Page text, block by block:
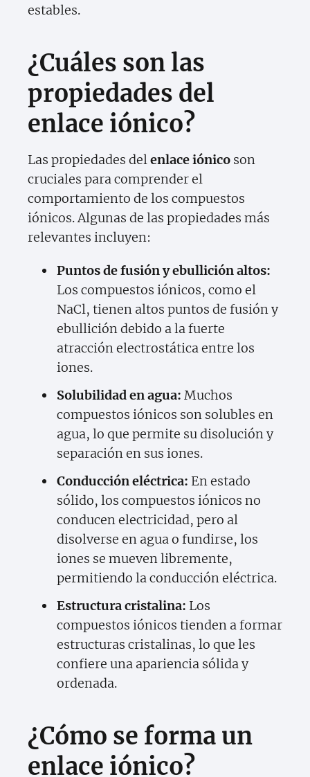
estables.
¿Cuáles son las
propiedades del
enlace iónico?
Las propiedades delenlace iónico son
cruciales para comprender el
comportamiento de los compuestos
iónicos. Algunas de las propiedades más
relevantes incluyen:
Puntos de fusión y ebullición altos:
Los compuestos iónicos, como el
NaCl, tienen altos puntos de fusión y
ebullición debido a la fuerte
atracción electrostática entre los
iones.
Solubilidad en agua: Muchos
compuestos iónicos son solubles en
agua, lo que permite su disolución y
separación en sus iones.
Conducción eléctrica: En estado
sólido, los compuestos iónicos no
conducen electricidad, pero al
disolverse en agua o fundirse, los
iones se mueven libremente,
permitiendo la conducción eléctrica.
Estructura cristalina: Los
compuestos iónicos tienden a formar
estructuras cristalinas, lo que les
confiere una apariencia sólida y
ordenada.
¿Cómo se forma un
enlace iónico?